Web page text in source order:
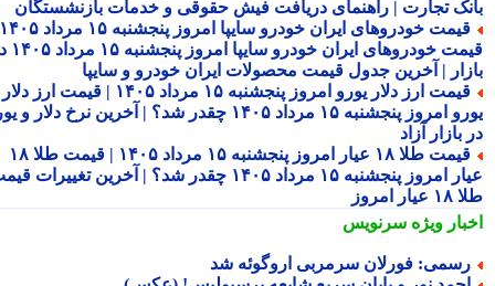
تجارت | راهنمای دریافت فیش حقوقی و خدمات بازنشستگان
قیمت خودروهای ایران خودرو سایپا امروز پنجشنبه ۱۵ مرداد ۱۴۰۵ |
قیمت خودروهای ایران خودرو سایپا امروز پنجشنبه ۱۵ مرداد ۱۴۰۵ در
| آخرین جدول قیمت محصولات ایران خودرو و سایپا
قیمت ارز دلار یورو امروز پنجشنبه ۱۵ مرداد ۱۴۰۵ | قیمت ارز دلار
یورو امروز پنجشنبه ۱۵ مرداد ۱۴۰۵ چقدر شد؟ | آخرین نرخ دلار و یورو
آزاد
قیمت طلا ۱۸ عیار امروز پنجشنبه ۱۵ مرداد ۱۴۰۵ | قیمت طلا ۱۸
عیار امروز پنجشنبه ۱۵ مرداد ۱۴۰۵ چقدر شد؟ | آخرین تغییرات قیمت
امروز
ویژهسرنویس
فورلان سرمربی اروگوئه شد